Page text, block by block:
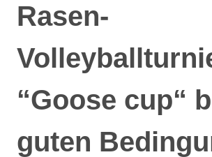
Rasen-
“Goose cup“
guten